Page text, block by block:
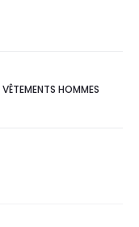
VÊTEMENTS HOMMES